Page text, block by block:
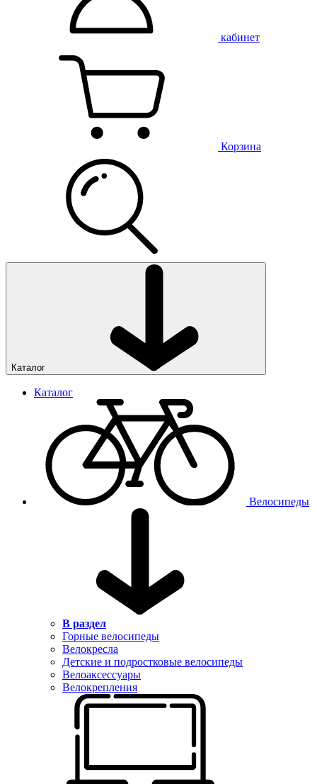
кабинет
Корзина
Каталог
Каталог
Велосипеды
В раздел
Горные велосипеды
Велокресла
Детские и подростковые велосипеды
Велоаксессуары
Велокрепления